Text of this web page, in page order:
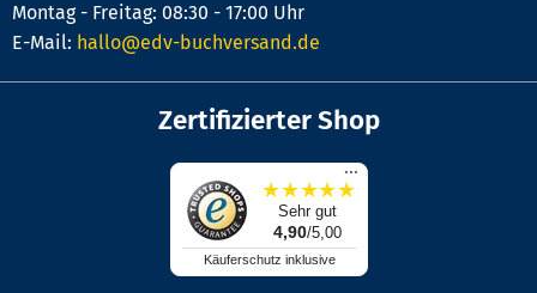
Montag - Freitag: 08:30 - 17:00 Uhr
E-Mail: hallo@edv-buchversand.de
Zertifizierter Shop
...
★★★★★
Sehr gut
4,90/5,00
Käuferschutz inklusive